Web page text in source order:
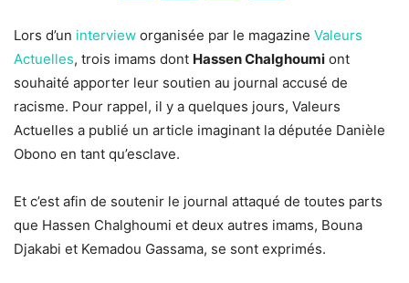
Lors d’un interview organisée par le magazine Valeurs
Actuelles, trois imams dont Hassen Chalghoumi ont
souhaité apporter leur soutien au journal accusé de
racisme. Pour rappel, il y a quelques jours, Valeurs
Actuelles a publié un article imaginant la députée Danièle
Obono en tant qu’esclave.
Et c’est afin de soutenir le journal attaqué de toutes parts
que Hassen Chalghoumi et deux autres imams, Bouna
Djakabi et Kemadou Gassama, se sont exprimés.